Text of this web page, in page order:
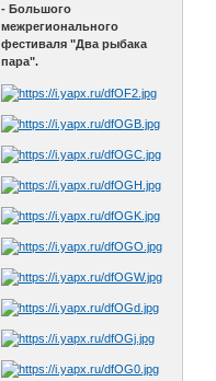
- Большого
межрегионального
фестиваля "Два рыбака
пара".